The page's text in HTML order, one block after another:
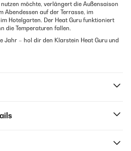
möchte, verlängert die Außensaison
Abendessen auf der Terrasse, im
Hotelgarten. Der Heat Guru funktioniert
die Temperaturen fallen.
Jahr – hol dir den Klarstein Heat Guru und